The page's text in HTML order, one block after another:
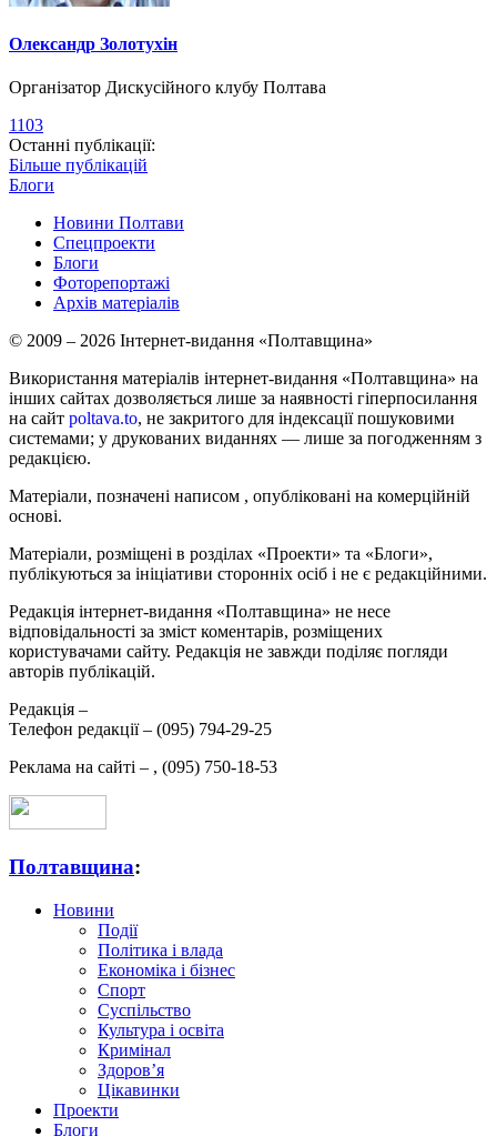
Олександр Золотухін
Організатор Дискусійного клубу Полтава
1103
Останні публікації:
Більше публікацій
Блоги
Новини Полтави
Спецпроекти
Блоги
Фоторепортажі
Архів матеріалів
© 2009 – 2026 Інтернет-видання «Полтавщина»
Використання матеріалів інтернет-видання «Полтавщина» на
інших сайтах дозволяється лише за наявності гіперпосилання
на сайт poltava.to, не закритого для індексації пошуковими
системами; у друкованих виданнях — лише за погодженням з
редакцією.
Матеріали, позначені написом , опубліковані на комерційній
основі.
Матеріали, розміщені в розділах «Проекти» та «Блоги»,
публікуються за ініціативи сторонніх осіб і не є редакційними.
Редакція інтернет-видання «Полтавщина» не несе
відповідальності за зміст коментарів, розміщених
користувачами сайту. Редакція не завжди поділяє погляди
авторів публікацій.
Редакція –
Телефон редакції – (095) 794-29-25
Реклама на сайті – , (095) 750-18-53
Полтавщина:
Новини
Події
Політика і влада
Економіка і бізнес
Спорт
Суспільство
Культура і освіта
Кримінал
Здоров’я
Цікавинки
Проекти
Блоги